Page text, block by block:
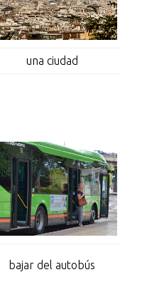
una ciudad
bajar del autobús